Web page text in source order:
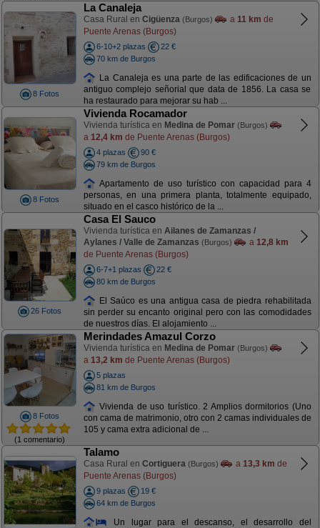
8 Fotos
La Canaleja
Casa Rural en Cigüenza (Burgos) a 11 km de
Puente Arenas (Burgos)
6-10+2 plazas
22 €
70 km de Burgos
La Canaleja es una parte de las edificaciones de un
antiguo complejo señorial que data de 1856. La casa se
ha restaurado para mejorar su hab ...
8 Fotos
Vivienda Rocamador
Vivienda turística en Medina de Pomar (Burgos)
a 12,4 km de Puente Arenas (Burgos)
4 plazas
90 €
79 km de Burgos
Apartamento de uso turístico con capacidad para 4
personas, en una primera planta, totalmente equipado,
situado en el casco histórico de la ...
26 Fotos
Casa El Sauco
Vivienda turística en Ailanes de Zamanzas /
Aylanes / Valle de Zamanzas (Burgos) a 12,8 km
de Puente Arenas (Burgos)
6-7+1 plazas
22 €
80 km de Burgos
El Saúco es una antigua casa de piedra rehabilitada
sin perder su encanto original pero con las comodidades
de nuestros días. El alojamiento ...
8 Fotos
(1 comentario)
Merindades Amazul Corzo
Vivienda turística en Medina de Pomar (Burgos)
a 13,2 km de Puente Arenas (Burgos)
5 plazas
81 km de Burgos
Vivienda de uso turístico. 2 Amplios dormitorios (Uno
con cama de matrimonio, otro con 2 camas individuales de
105 y cama extra adicional de ...
Talamo
Casa Rural en Cortiguera (Burgos) a 13,3 km de
Puente Arenas (Burgos)
9 plazas
19 €
64 km de Burgos
Un lugar para el descanso, el desarrollo del